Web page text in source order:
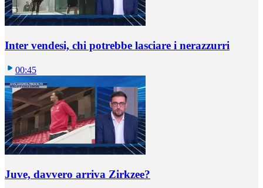
Inter vendesi, chi potrebbe lasciare i nerazzurri
00:45
Juve, davvero arriva Zirkzee?